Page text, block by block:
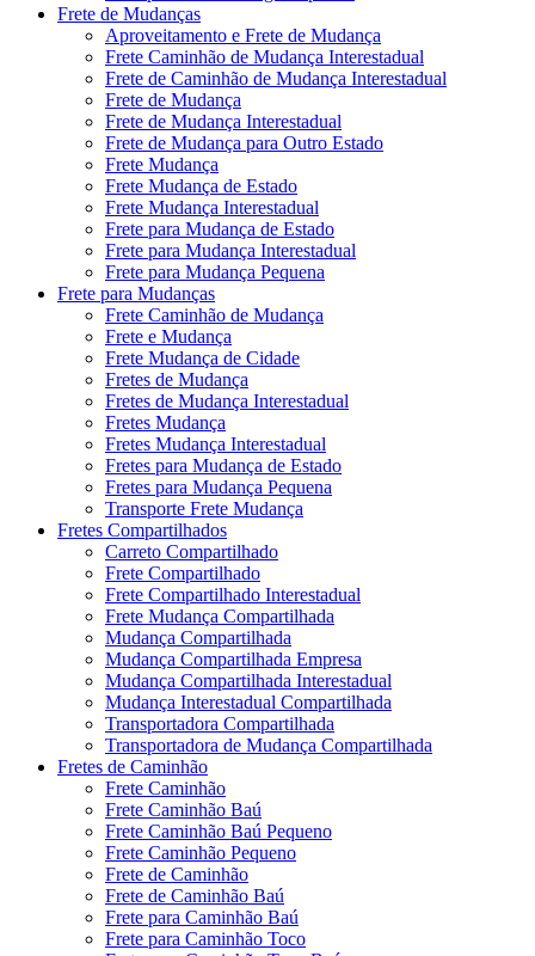
Frete de Mudanças
Aproveitamento e Frete de Mudança
Frete Caminhão de Mudança Interestadual
Frete de Caminhão de Mudança Interestadual
Frete de Mudança
Frete de Mudança Interestadual
Frete de Mudança para Outro Estado
Frete Mudança
Frete Mudança de Estado
Frete Mudança Interestadual
Frete para Mudança de Estado
Frete para Mudança Interestadual
Frete para Mudança Pequena
Frete para Mudanças
Frete Caminhão de Mudança
Frete e Mudança
Frete Mudança de Cidade
Fretes de Mudança
Fretes de Mudança Interestadual
Fretes Mudança
Fretes Mudança Interestadual
Fretes para Mudança de Estado
Fretes para Mudança Pequena
Transporte Frete Mudança
Fretes Compartilhados
Carreto Compartilhado
Frete Compartilhado
Frete Compartilhado Interestadual
Frete Mudança Compartilhada
Mudança Compartilhada
Mudança Compartilhada Empresa
Mudança Compartilhada Interestadual
Mudança Interestadual Compartilhada
Transportadora Compartilhada
Transportadora de Mudança Compartilhada
Fretes de Caminhão
Frete Caminhão
Frete Caminhão Baú
Frete Caminhão Baú Pequeno
Frete Caminhão Pequeno
Frete de Caminhão
Frete de Caminhão Baú
Frete para Caminhão Baú
Frete para Caminhão Toco